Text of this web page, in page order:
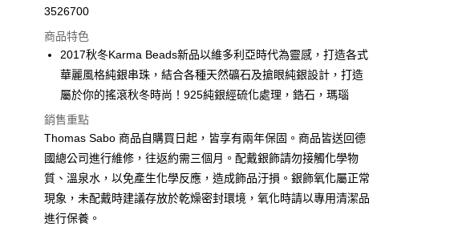
Apple Pay
街口支付
運送方式
黑貓宅急便
每筆NT$100，滿NT$3,000(含以上)免運費
3526700
商品特色
2017秋冬Karma Beads新品以維多利亞時代為靈感，打造各式
華麗風格純銀串珠，結合各種天然礦石及搶眼純銀設計，打造
屬於你的搖滾秋冬時尚！925純銀經硫化處理，鋯石，瑪瑙
銷售重點
Thomas Sabo 商品自購買日起，皆享有兩年保固。商品皆送回德
國總公司進行維修，往返約需三個月。配戴銀飾請勿接觸化學物
質、溫泉水，以免產生化學反應，造成飾品汙損。銀飾氧化屬正常
現象，未配戴時建議存放於乾燥密封環境，氧化時請以專用清潔品
進行保養。